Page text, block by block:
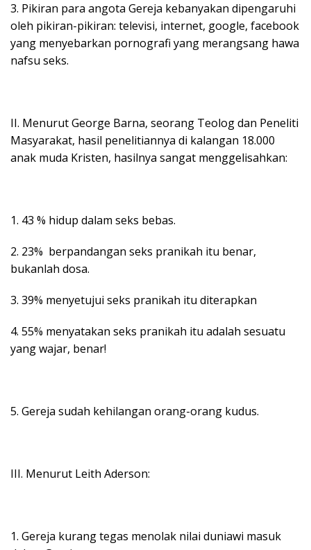
3. Pikiran para angota Gereja kebanyakan dipengaruhi
oleh pikiran-pikiran: televisi, internet, google, facebook
yang menyebarkan pornografi yang merangsang hawa
nafsu seks.
II. Menurut George Barna, seorang Teolog dan Peneliti
Masyarakat, hasil penelitiannya di kalangan 18.000
anak muda Kristen, hasilnya sangat menggelisahkan:
1. 43 % hidup dalam seks bebas.
2. 23% berpandangan seks pranikah itu benar,
bukanlah dosa.
3. 39% menyetujui seks pranikah itu diterapkan
4. 55% menyatakan seks pranikah itu adalah sesuatu
yang wajar, benar!
5. Gereja sudah kehilangan orang-orang kudus.
III. Menurut Leith Aderson:
1. Gereja kurang tegas menolak nilai duniawi masuk